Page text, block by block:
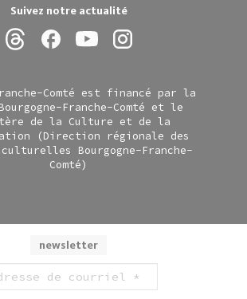
Suivez notre actualité
newsletter
Comté est financé par la
Franche-Comté et le
de la Culture et de la
(Direction régionale des
Bourgogne-Franche-
Comté)